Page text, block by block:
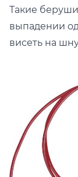
Такие беруши
выпадении
висеть на